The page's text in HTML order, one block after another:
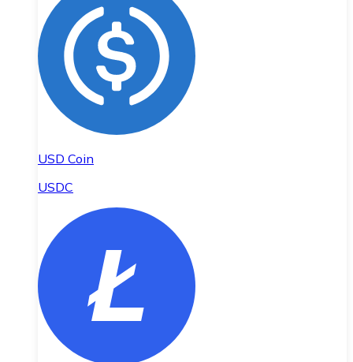
USD Coin
USDC